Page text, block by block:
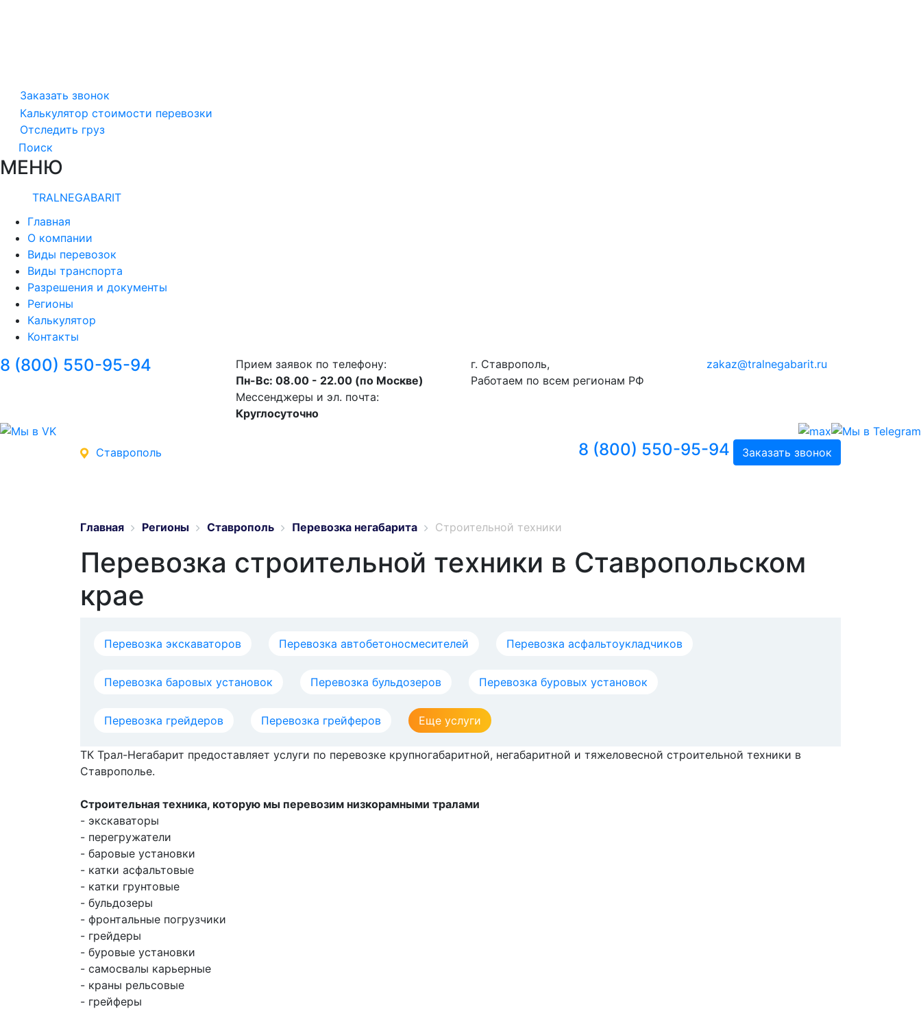
Заказать звонок
Калькулятор стоимости перевозки
Отследить груз
Поиск
МЕНЮ
TRALNEGABARIT
Главная
О компании
Виды перевозок
Виды транспорта
Разрешения и документы
Регионы
Калькулятор
Контакты
8 (800) 550-95-94
Прием заявок по телефону:
Пн-Вс: 08.00 - 22.00 (по Москве)
Мессенджеры и эл. почта:
Круглосуточно
г. Ставрополь,
Работаем по всем регионам РФ
zakaz@tralnegabarit.ru
Ставрополь 8 (800) 550-95-94 Заказать звонок
Главная Регионы Ставрополь Перевозка негабарита Строительной техники
Перевозка строительной техники в Ставропольском
крае
Перевозка экскаваторов Перевозка автобетоносмесителей Перевозка асфальтоукладчиков
Перевозка баровых установок Перевозка бульдозеров Перевозка буровых установок
Перевозка грейдеров Перевозка грейферов Еще услуги
ТК Трал-Негабарит предоставляет услуги по перевозке крупногабаритной, негабаритной и тяжеловесной строительной техники в
Ставрополье.
Строительная техника, которую мы перевозим низкорамными тралами
- экскаваторы
- перегружатели
- баровые установки
- катки асфальтовые
- катки грунтовые
- бульдозеры
- фронтальные погрузчики
- грейдеры
- буровые установки
- самосвалы карьерные
- краны рельсовые
- грейферы